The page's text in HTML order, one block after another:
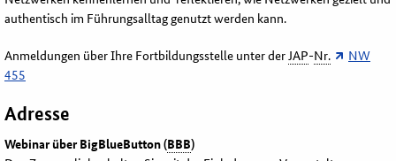
authentisch im Führungsalltag genutzt werden kann.
Anmeldungen über Ihre Fortbildungsstelle unter derJAP-Nr.
NW
455
Adresse
Webinar über BigBlueButton (BBB)